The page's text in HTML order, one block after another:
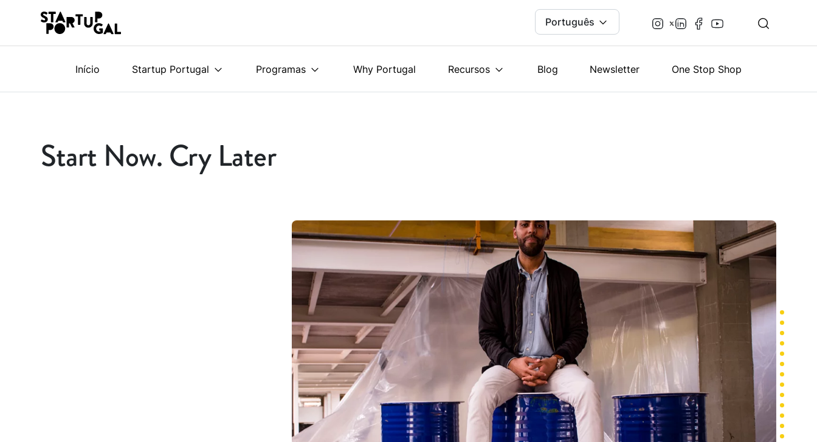
Português
Início Startup Portugal Programas Why Portugal Recursos Blog Newsletter One Stop Shop
Start Now. Cry Later